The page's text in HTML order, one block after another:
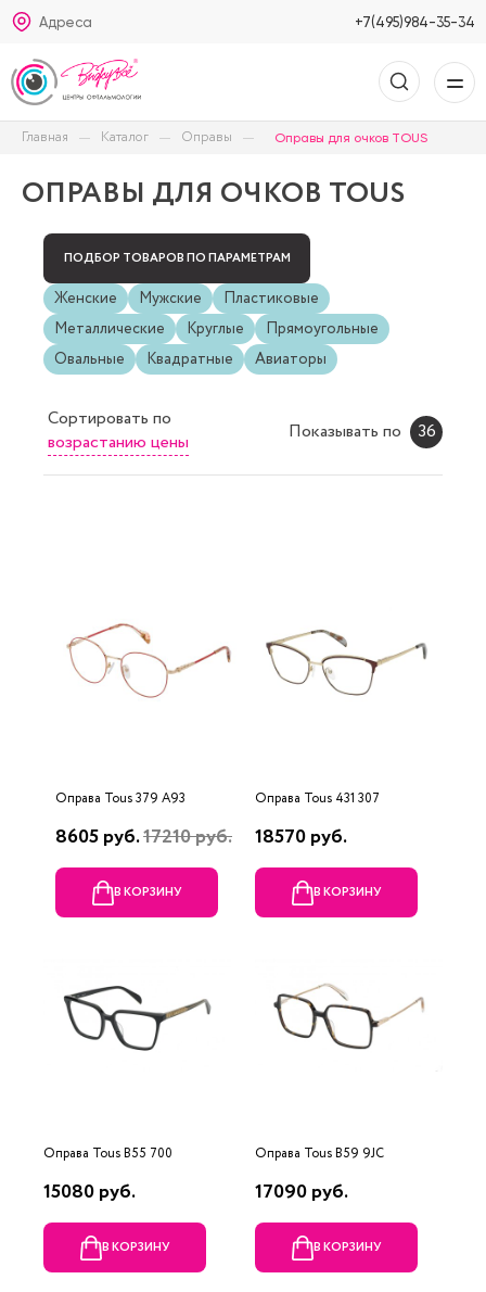
Адреса +7(495)984-35-34
Главная Каталог Оправы Оправы для очков TOUS
ОПРАВЫ ДЛЯ ОЧКОВ TOUS
ПОДБОР ТОВАРОВ ПО ПАРАМЕТРАМ
Женские Мужские
Пластиковые
Металлические
Круглые
Прямоугольные
Овальные
Квадратные Авиаторы
Сортировать по
возрастанию цены
Показывать по 36
Оправа Tous 379 A93
8605 руб.17210 руб.
В КОРЗИНУ
Оправа Tous 431 307
18570 руб.
В КОРЗИНУ
Оправа Tous B55 700
15080 руб.
В КОРЗИНУ
Оправа Tous B59 9JC
17090 руб.
В КОРЗИНУ